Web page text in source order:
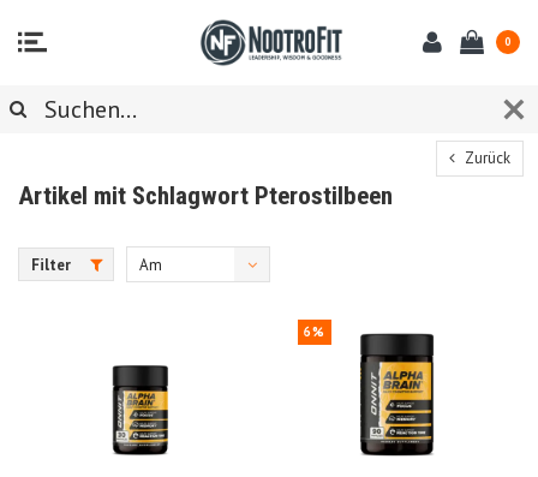
0
Zurück
Artikel mit Schlagwort Pterostilbeen
Filter
Am
6%